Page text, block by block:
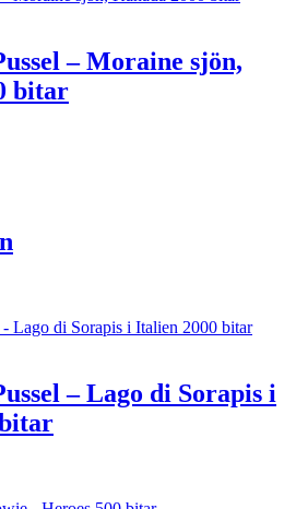
– Moraine sjön,
bitar
– Lago di Sorapis i